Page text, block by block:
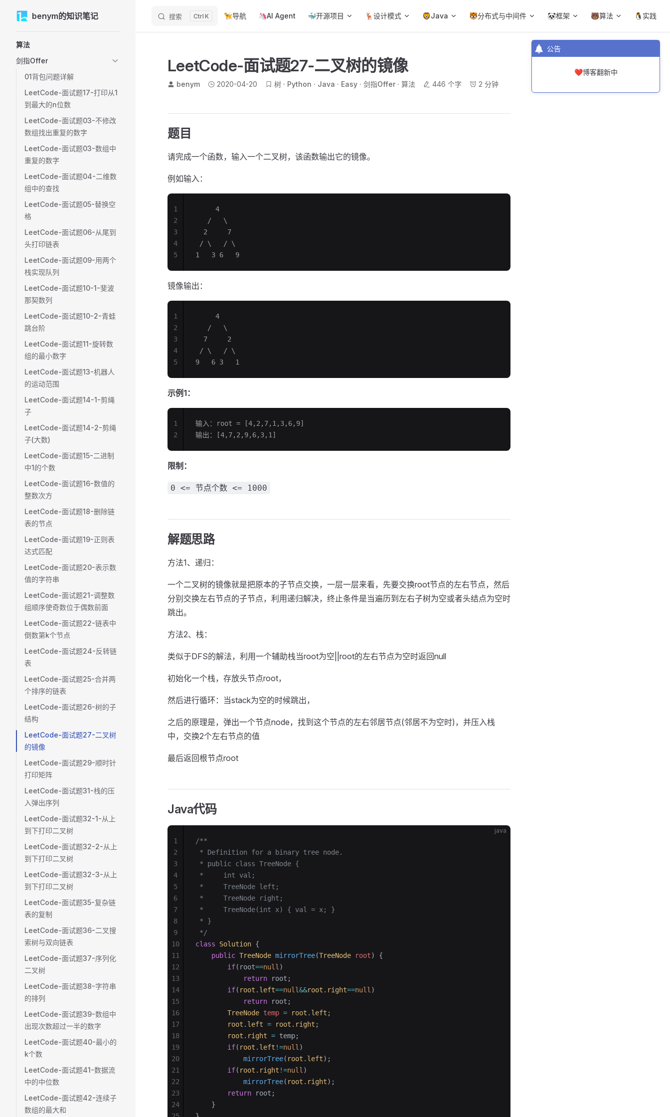
公告
❤️博客翻新中
Skip to content
benym的知识笔记 搜索 K 🦮导航 🦄AI Agent 🐳开源项目 🦌设计模式 🦁Java 🐯分布式与中间件 🐼框架 🐻算法 🐧实践
算法
剑指Offer
01背包问题详解
LeetCode-面试题17-打印从1
到最大的n位数
LeetCode-面试题03-不修改
数组找出重复的数字
LeetCode-面试题03-数组中
重复的数字
LeetCode-面试题04-二维数
组中的查找
LeetCode-面试题05-替换空
格
LeetCode-面试题06-从尾到
头打印链表
LeetCode-面试题09-用两个
栈实现队列
LeetCode-面试题10-1-斐波
那契数列
LeetCode-面试题10-2-青蛙
跳台阶
LeetCode-面试题11-旋转数
组的最小数字
LeetCode-面试题13-机器人
的运动范围
LeetCode-面试题14-1-剪绳
子
LeetCode-面试题14-2-剪绳
子(大数)
LeetCode-面试题15-二进制
中1的个数
LeetCode-面试题16-数值的
整数次方
LeetCode-面试题18-删除链
表的节点
LeetCode-面试题19-正则表
达式匹配
LeetCode-面试题20-表示数
值的字符串
LeetCode-面试题21-调整数
组顺序使奇数位于偶数前面
LeetCode-面试题22-链表中
倒数第k个节点
LeetCode-面试题24-反转链
表
LeetCode-面试题25-合并两
个排序的链表
LeetCode-面试题26-树的子
结构
LeetCode-面试题27-二叉树
的镜像
LeetCode-面试题29-顺时针
打印矩阵
LeetCode-面试题31-栈的压
入弹出序列
LeetCode-面试题32-1-从上
到下打印二叉树
LeetCode-面试题32-2-从上
到下打印二叉树
LeetCode-面试题32-3-从上
到下打印二叉树
LeetCode-面试题35-复杂链
表的复制
LeetCode-面试题36-二叉搜
索树与双向链表
LeetCode-面试题37-序列化
二叉树
LeetCode-面试题38-字符串
的排列
LeetCode-面试题39-数组中
出现次数超过一半的数字
LeetCode-面试题40-最小的
k个数
LeetCode-面试题41-数据流
中的中位数
LeetCode-面试题42-连续子
数组的最大和
LeetCode-面试题27-二叉树的镜像
benym 2020-04-20 树 Python Java Easy 剑指Offer 算法 446 个字 2 分钟
题目
请完成一个函数，输入一个二叉树，该函数输出它的镜像。
例如输入：
4
/   \
2     7
/ \   / \
1   3 6   9
1
2
3
4
5
镜像输出：
4
/   \
7     2
/ \   / \
9   6 3   1
1
2
3
4
5
示例1：
输入：root = [4,2,7,1,3,6,9]
输出：[4,7,2,9,6,3,1]
1
2
限制：
0 <= 节点个数 <= 1000
解题思路
方法1、递归：
一个二叉树的镜像就是把原本的子节点交换，一层一层来看，先要交换root节点的左右节点，然后
分别交换左右节点的子节点，利用递归解决，终止条件是当遍历到左右子树为空或者头结点为空时
跳出。
方法2、栈：
类似于DFS的解法，利用一个辅助栈当root为空||root的左右节点为空时返回null
初始化一个栈，存放头节点root，
然后进行循环：当stack为空的时候跳出，
之后的原理是，弹出一个节点node，找到这个节点的左右邻居节点(邻居不为空时)，并压入栈
中，交换2个左右节点的值
最后返回根节点root
Java代码
java
/**
* Definition for a binary tree node.
* public class TreeNode {
*     int val;
*     TreeNode left;
*     TreeNode right;
*     TreeNode(int x) { val = x; }
* }
*/
class Solution {
    public
TreeNode mirrorTree(TreeNode root)
{
        if
(root==null )
            return
root;
        if
( root . left==null&&root . right==null )
            return
root;
        TreeNode
temp = root . left ;
        root
. left = root . right ;
        root
. right = temp;
        if
( root . left !=null )
            mirrorTree
( root . left);
        if
( root . right !=null )
            mirrorTree
( root . right);
        return
root;
    }
1
2
3
4
5
6
7
8
9
10
11
12
13
14
15
16
17
18
19
20
21
22
23
24